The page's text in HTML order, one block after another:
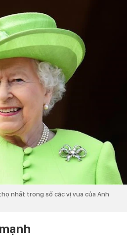
nhất trong số các vị vua của Anh